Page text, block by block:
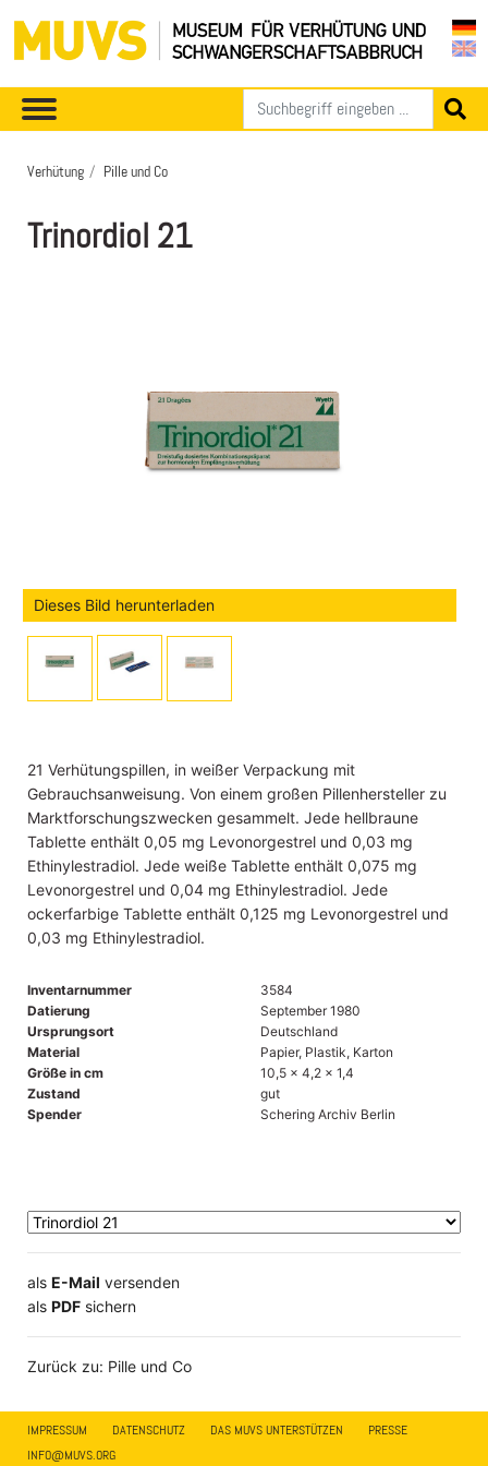
Verhütung Pille und Co
Trinordiol 21
Dieses Bild herunterladen
21 Verhütungspillen, in weißer Verpackung mit
Gebrauchsanweisung. Von einem großen Pillenhersteller zu
Marktforschungszwecken gesammelt. Jede hellbraune
Tablette enthält 0,05 mg Levonorgestrel und 0,03 mg
Ethinylestradiol. Jede weiße Tablette enthält 0,075 mg
Levonorgestrel und 0,04 mg Ethinylestradiol. Jede
ockerfarbige Tablette enthält 0,125 mg Levonorgestrel und
0,03 mg Ethinylestradiol.
Inventarnummer
3584
Datierung
September 1980
Ursprungsort
Deutschland
Material
Papier, Plastik, Karton
Größe in cm
10,5 x 4,2 x 1,4
Zustand
gut
Spender
Schering Archiv Berlin
als E-Mail versenden
​​​​​​​​​​​​​​​​​als PDF sichern
Zurück zu: Pille und Co
IMPRESSUM DATENSCHUTZ DAS MUVS UNTERSTÜTZEN
PRESSE
INFO@MUVS.ORG